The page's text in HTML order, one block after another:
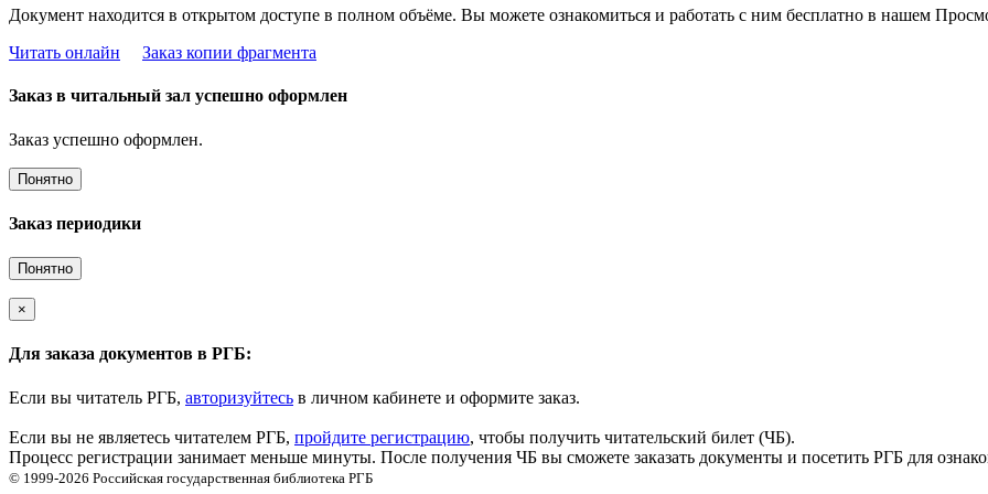
Документ находится в открытом доступе в полном объёме. Вы можете ознакомиться и работать с ним бесплатно в нашем
Читать онлайн
Заказ копии фрагмента
Заказ в читальный зал успешно оформлен
Заказ успешно оформлен.
Понятно
Заказ периодики
Понятно
×
Для заказа документов в РГБ:
Если вы читатель РГБ, авторизуйтесь в личном кабинете и оформите заказ.
Если вы не являетесь читателем РГБ, пройдите регистрацию, чтобы получить читательский билет (ЧБ).
Процесс регистрации занимает меньше минуты. После получения ЧБ вы сможете заказать документы и посетить РГБ для
© 1999-2026 Российская государственная библиотека РГБ